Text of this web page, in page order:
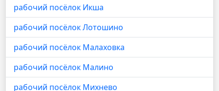
рабочий посёлок Икша
рабочий посёлок Лотошино
рабочий посёлок Малаховка
рабочий посёлок Малино
рабочий посёлок Михнево